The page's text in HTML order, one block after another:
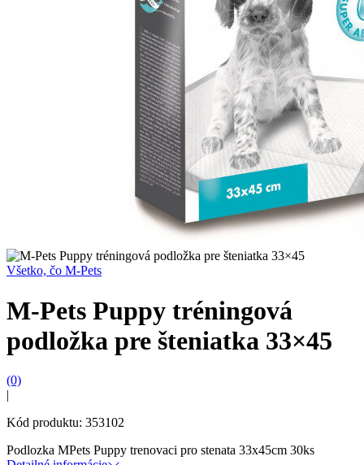
Všetko, čo M-Pets
M-Pets Puppy tréningová
podložka pre šteniatka 33×45
(0)
|
Kód produktu: 353102
Podlozka MPets Puppy trenovaci pro stenata 33x45cm 30ks